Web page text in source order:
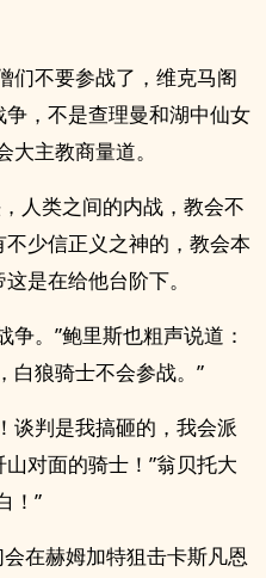
们不要参战了，维克马阁
，不是查理曼和湖中仙女
主教商量道。
人类之间的内战，教会不
少信正义之神的，教会本
是在给他台阶下。
争。”鲍里斯也粗声说道：
白狼骑士不会参战。”
谈判是我搞砸的，我会派
对面的骑士！”翁贝托大
！”
在赫姆加特狙击卡斯凡恩